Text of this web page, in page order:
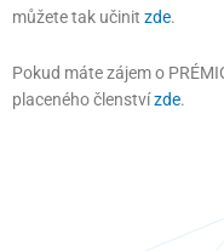
můžete tak učinit zde.
Pokud máte zájem o
placeného členstvízde.